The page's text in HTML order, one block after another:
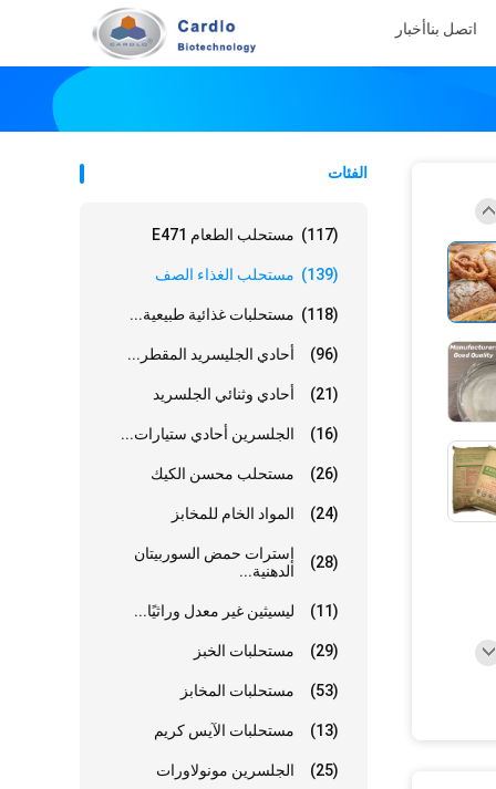
اتصل بناأخبار
الفئات
مستحلب الطعام E471 (117)
مستحلب الغذاء الصف (139)
مستحلبات غذائية طبيعية... (118)
أحادي الجليسريد المقطر... (96)
أحادي وثنائي الجلسريد (21)
الجلسرين أحادي ستيارات... (16)
مستحلب محسن الكيك (26)
المواد الخام للمخابز (24)
إسترات حمض السوربيتان
الدهنية...
(28)
ليسيثين غير معدل وراثيًا... (11)
مستحلبات الخبز (29)
مستحلبات المخابز (53)
مستحلبات الآيس كريم (13)
الجلسرين مونولاورات (25)